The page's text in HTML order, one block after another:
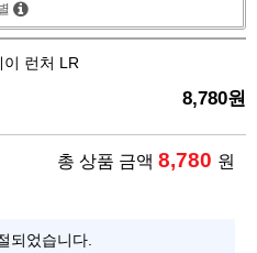
런처 LR
8,780원
총 상품 금액 8,780 원
되었습니다.